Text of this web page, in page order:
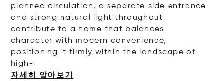
planned circulation, a separate side entrance
and strong natural light throughout
contribute to a home that balances
character with modern convenience,
positioning it firmly within the landscape of
high-
자세히 알아보기